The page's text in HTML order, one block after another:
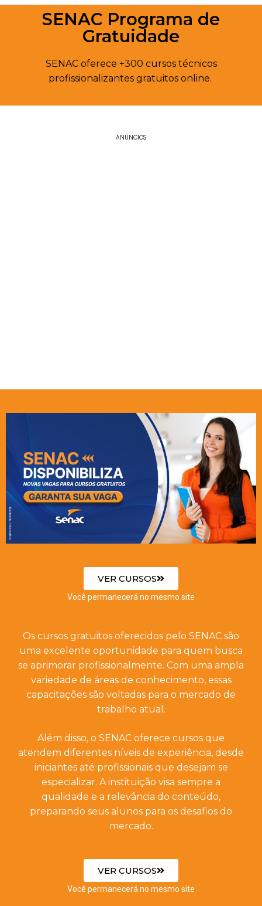
SENAC Programa de
Gratuidade
SENAC oferece +300 cursos técnicos
profissionalizantes gratuitos online.
ANÚNCIOS
VER CURSOS
Você permanecerá no mesmo site
Os cursos gratuitos oferecidos pelo SENAC são
uma excelente oportunidade para quem busca
se aprimorar profissionalmente. Com uma ampla
variedade de áreas de conhecimento, essas
capacitações são voltadas para o mercado de
trabalho atual.
Além disso, o SENAC oferece cursos que
atendem diferentes níveis de experiência, desde
iniciantes até profissionais que desejam se
especializar. A instituição visa sempre a
qualidade e a relevância do conteúdo,
preparando seus alunos para os desafios do
mercado.
VER CURSOS
Você permanecerá no mesmo site